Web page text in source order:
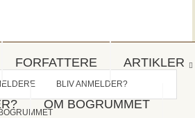
FORFATTERE ARTIKLER
OM BOGRUMMET
BLIV ANMELDER?